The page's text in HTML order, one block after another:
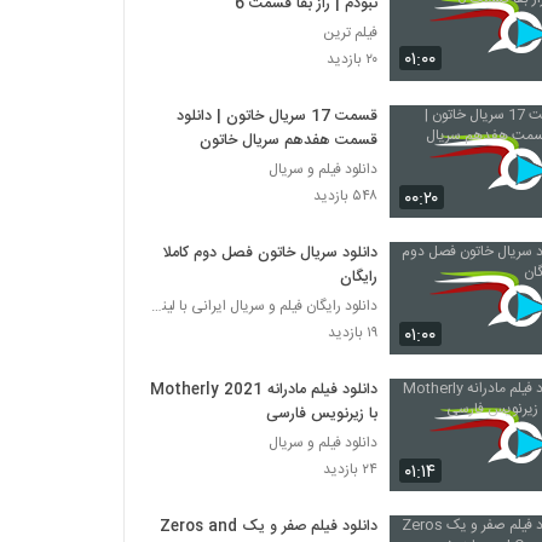
۰۱:۰۰
فیلم ترین
۲۰ بازدید
۰۰:۲۰
قسمت 17 سریال خاتون | دانلود
قسمت هفدهم سریال خاتون
دانلود فیلم و سریال
۵۴۸ بازدید
۰۱:۰۰
دانلود سریال خاتون فصل دوم کاملا
رایگان
دانلود رایگان فیلم و سریال ایرانی با لینک مستقیم
۱۹ بازدید
۰۱:۱۴
دانلود فیلم مادرانه Motherly 2021
با زیرنویس فارسی
دانلود فیلم و سریال
۲۴ بازدید
دانلود فیلم صفر و یک Zeros and